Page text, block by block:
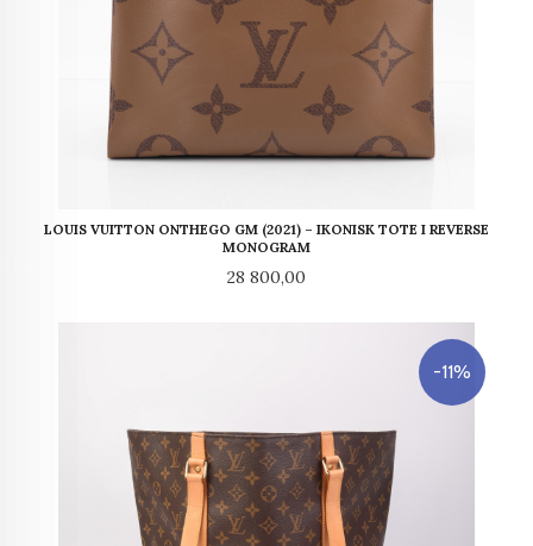
LOUIS VUITTON ONTHEGO GM (2021) – IKONISK TOTE I REVERSE
MONOGRAM
Pris
28 800,00
-11%